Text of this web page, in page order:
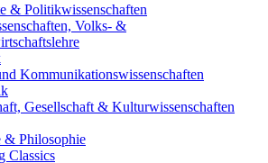
& Politikwissenschaften
Volks- &
Kommunikationswissenschaften
Gesellschaft & Kulturwissenschaften
& Philosophie
Classics